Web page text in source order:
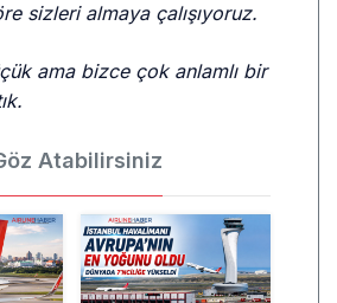
sizleri almaya çalışıyoruz.
ama bizce çok anlamlı bir
Atabilirsiniz